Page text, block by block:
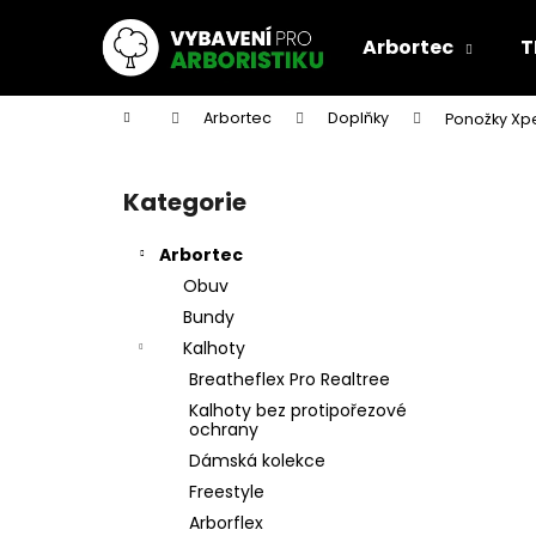
Arbortec
Domů Arbortec Doplňky Ponožky
Přeskočit
kategorie
Kategorie
Arbortec
Obuv
Bundy
Kalhoty
Breatheflex Pro Realtree
Kalhoty bez protipořezové
ochrany
Dámská kolekce
Freestyle
Arborflex
í
Zpět
do
Zpět
do